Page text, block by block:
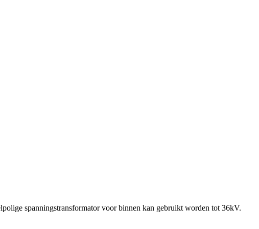
spanningstransformator voor binnen kan gebruikt worden tot 36kV.